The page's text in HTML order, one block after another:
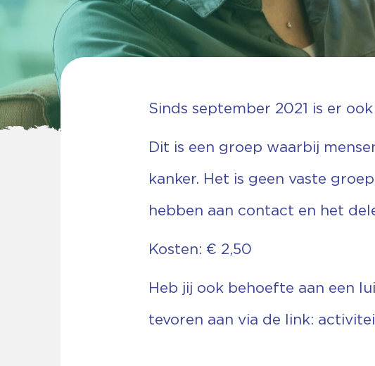
Sinds september 2021 is er
Dit is een groep waarbij
kanker. Het is geen vaste
hebben aan contact en het
Kosten: € 2,50
Heb jij ook behoefte aan een
tevoren aan via de link: